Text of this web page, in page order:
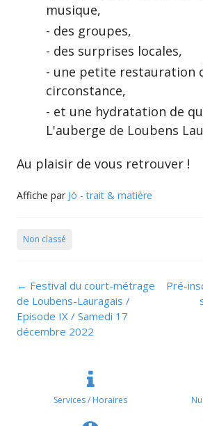
musique,
- des groupes,
- des surprises locales,
- une petite restauration
circonstance,
- et une hydratation de
L'auberge de Loubens
Au plaisir de vous retrouver !
Affiche par Jö - trait & matière
Non classé
Navigation
de
l’article
← Festival du court-métrage
de Loubens-Lauragais /
Episode IX / Samedi 17
décembre 2022
Pré-
Services / Horaires